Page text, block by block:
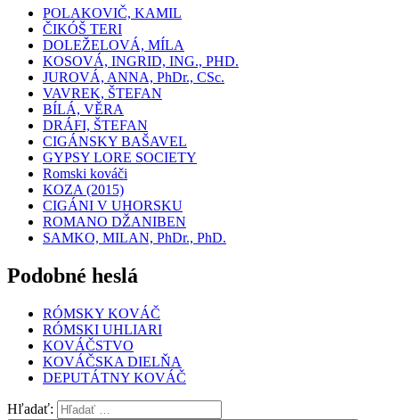
POLAKOVIČ, KAMIL
ČIKÓŠ TERI
DOLEŽELOVÁ, MÍLA
KOSOVÁ, INGRID, ING., PHD.
JUROVÁ, ANNA, PhDr., CSc.
VAVREK, ŠTEFAN
BÍLÁ, VĚRA
DRÁFI, ŠTEFAN
CIGÁNSKY BAŠAVEL
GYPSY LORE SOCIETY
Romski kováči
KOZA (2015)
CIGÁNI V UHORSKU
ROMANO DŽANIBEN
SAMKO, MILAN, PhDr., PhD.
Podobné heslá
RÓMSKY KOVÁČ
RÓMSKI UHLIARI
KOVÁČSTVO
KOVÁČSKA DIELŇA
DEPUTÁTNY KOVÁČ
Hľadať: